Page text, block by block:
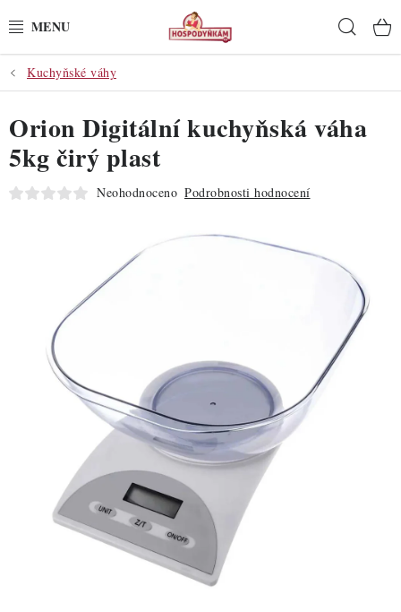
na
POTŘEBY
POMŮCKY
SUROVINY
DO KUCHYNĚ
POCHUTINY
ZDRAVÉ PEČENÍ
DÁRKOVÉ POUKAZY
TÉMATICKÉ PRODUKTY
PROFI BALENÍ
Kuchyňské váhy
Orion Digitální kuchyňská váha
5kg čirý plast
Neohodnoceno Podrobnosti hodnocení